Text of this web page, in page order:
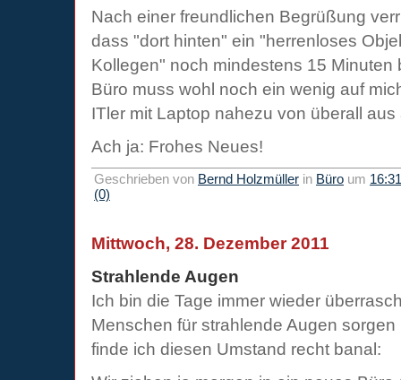
Nach einer freundlichen Begrüßung
dass "dort hinten" ein "herrenloses
Kollegen" noch mindestens 15 Minuten
Büro muss wohl noch ein wenig auf
ITler mit Laptop nahezu von überall
Ach ja: Frohes Neues!
Geschrieben von Bernd Holzmüller in Büro um 16:31
(0)
Mittwoch, 28. Dezember 2011
Strahlende Augen
Ich bin die Tage immer wieder
Menschen für strahlende Augen
finde ich diesen Umstand recht banal: